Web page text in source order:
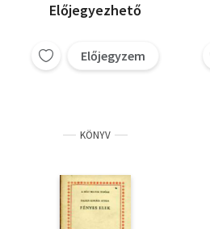
Előjegyezhető
Előjegyzem
KÖNYV